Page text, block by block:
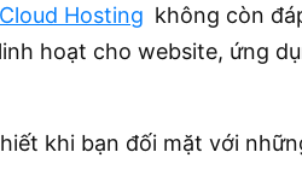
Cloud Hosting không còn
hoạt cho website, ứng
khi bạn đối mặt với